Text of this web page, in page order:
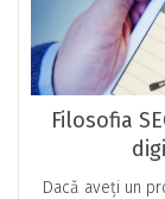
Filosofia
Dacă aveți un